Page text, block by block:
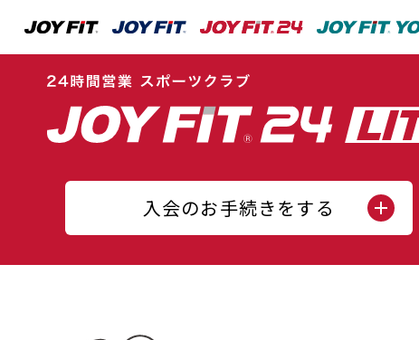
入会のお手続きをする